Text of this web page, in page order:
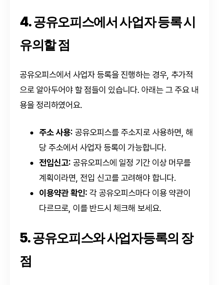
4. 공유오피스에서 사업자 등록 시
유의할 점
공유오피스에서 사업자 등록을 진행하는 경우, 추가적
으로 알아두어야 할 점들이 있습니다. 아래는 그 주요 내
용을 정리하였어요.
주소 사용: 공유오피스를 주소지로 사용하면, 해
당 주소에서 사업자 등록이 가능합니다.
전입신고: 공유오피스에 일정 기간 이상 머무를
계획이라면, 전입 신고를 고려해야 합니다.
이용약관 확인: 각 공유오피스마다 이용 약관이
다르므로, 이를 반드시 체크해 보세요.
5. 공유오피스와 사업자등록의 장
점